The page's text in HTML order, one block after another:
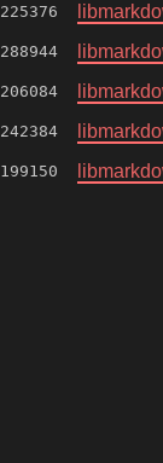
225376
288944
206084
242384
199150